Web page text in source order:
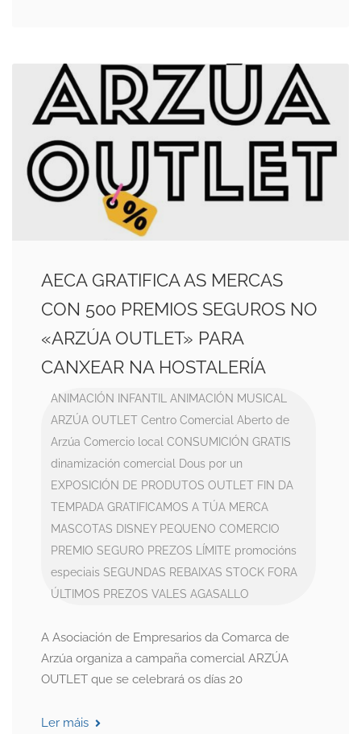
AECA GRATIFICA AS MERCAS
CON 500 PREMIOS SEGUROS NO
«ARZÚA OUTLET» PARA
CANXEAR NA HOSTALERÍA
ANIMACIÓN INFANTIL
ANIMACIÓN MUSICAL
ARZÚA OUTLET Centro Comercial Aberto de
Arzúa Comercio local CONSUMICIÓN GRATIS
dinamización comercial
Dous por un
EXPOSICIÓN DE PRODUTOS OUTLET FIN DA
TEMPADA GRATIFICAMOS A TÚA MERCA
MASCOTAS DISNEY PEQUENO COMERCIO
PREMIO SEGURO PREZOS LÍMITE promocións
especiais SEGUNDAS REBAIXAS STOCK FORA
ÚLTIMOS PREZOS VALES AGASALLO
A Asociación de Empresarios da Comarca de
Arzúa organiza a campaña comercial ARZÚA
OUTLET que se celebrará os días 20
Ler máis